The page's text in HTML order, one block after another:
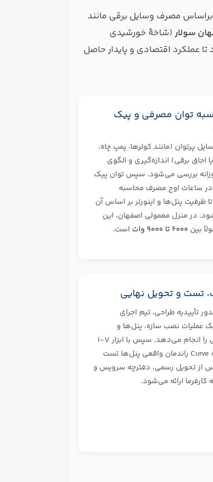
مصرف وسایل برقی مانند
سولار (شاخهٔ خورشیدی
عملکرد اقتصادی و پایدار حاصل
توان مصرفی و پیک
پرتوان (مانند کولرها، پمپ چاه،
اجاق برقی) اندازه‌گیری و الگوی
بررسی می‌شود. سپس توان پیک
در ساعات اوج مصرف محاسبه
ظرفیت پنل‌ها و اینورتر بر اساس آن
در منزل معمولی اصفهان، این
بین ۶۰۰۰ تا ۹۰۰۰ وات است.
تأییدیه طراحی، تیم اجرای
عملیات نصب سازه، پنل‌ها و
کابل‌کشی را انجام می‌دهد. سپس با ابزار I-V
Curve Analyzer راندمان واقعی پنل‌ها تست
از تحویل رسمی، دفترچه سرویس و
کارفرما ارائه می‌شود.